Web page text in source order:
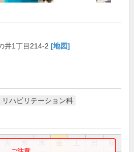
井1丁目214-2 [地図]
リハビリテーション科
祝